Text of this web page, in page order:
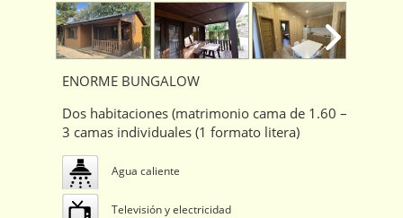
ENORME BUNGALOW
Dos habitaciones (matrimonio cama de 1.60 –
3 camas individuales (1 formato litera)
Agua caliente
Televisión y electricidad